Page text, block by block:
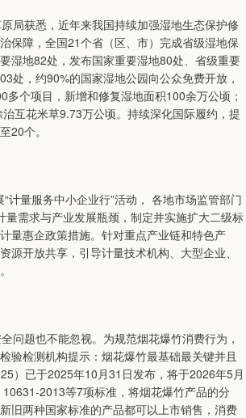
获悉，近年来我国持续加强湿地生态保护修
保障，全国21个省（区、市）完成省级湿地保
湿地82处，发布国家重要湿地80处、省级重要
处，约90%的国家湿地公园向公众免费开放，
个项目，新增和修复湿地面积100余万公顷；
互花米草9.73万公顷。持续深化国际履约，提
20个。
量服务中小企业行”活动， 各地市场监管部门
需求与产业发展瓶颈，制定并实施扩大二级标
量惠企政策措施。针对重点产业链和特色产
开放共享，引导计量技术机构、大型企业、
题也不能忽视。为规范烟花爆竹消费行为，
验检测机构提示：烟花爆竹最基础最关键并且
）已于2025年10月31日发布，将于2026年5月
2013等7项标准，将烟花爆竹产品的分
旧两种国家标准的产品都可以上市销售，消费